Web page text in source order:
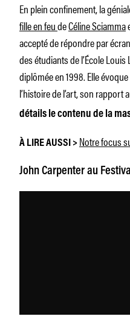
En plein confinement, la
fille en feudeCéline Sciamma
accepté de répondre par
des étudiants de l’École
diplômée en 1998. Elle
l’histoire de l’art, son rapport
détails le contenu de la
À LIRE AUSSI > Notre focus
John Carpenter au